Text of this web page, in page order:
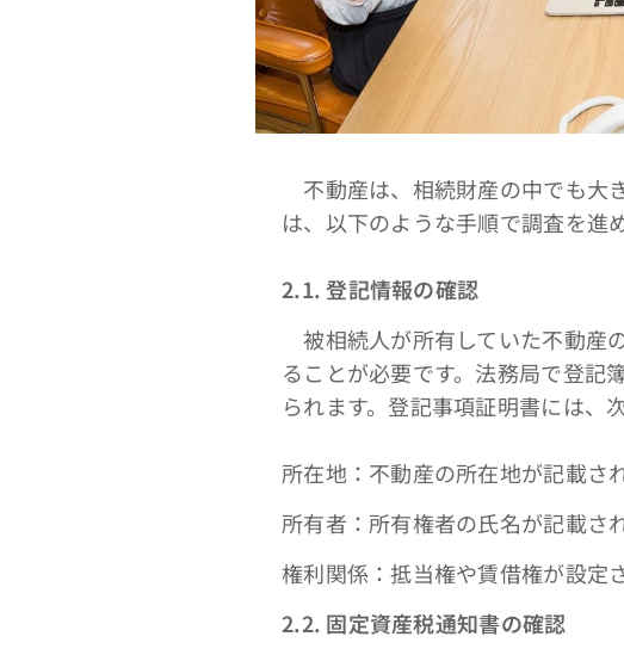
不動産は、相続財産の中でも大
は、以下のような手順で調査を進
2.1. 登記情報の確認
被相続人が所有していた不動産
ることが必要です。法務局で登記
られます。登記事項証明書には、
所在地：不動産の所在地が記載さ
所有者：所有権者の氏名が記載さ
権利関係：抵当権や賃借権が設定
2.2. 固定資産税通知書の確認